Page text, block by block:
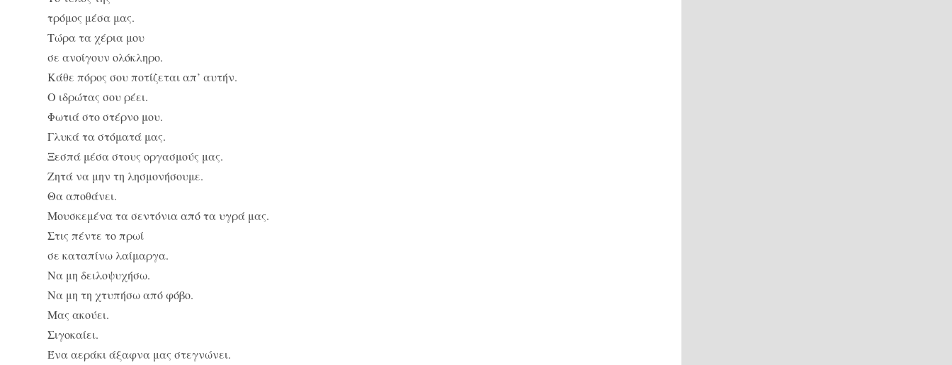
τρόμος μέσα μας.
Τώρα τα χέρια μου
σε ανοίγουν ολόκληρο.
Κάθε πόρος σου ποτίζεται απ’ αυτήν.
Ο ιδρώτας σου ρέει.
Φωτιά στο στέρνο μου.
Γλυκά τα στόματά μας.
Ξεσπά μέσα στους οργασμούς μας.
Ζητά να μην τη λησμονήσουμε.
Θα αποθάνει.
Μουσκεμένα τα σεντόνια από τα υγρά μας.
Στις πέντε το πρωί
σε καταπίνω λαίμαργα.
Να μη δειλοψυχήσω.
Να μη τη χτυπήσω από φόβο.
Μας ακούει.
Σιγοκαίει.
Ένα αεράκι άξαφνα μας στεγνώνει.